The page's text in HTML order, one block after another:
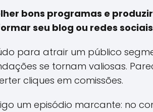
bons programas e
seu blog ou redes
para atrair um público
se tornam valiosas.
cliques em comissões.
um episódio marcante: no